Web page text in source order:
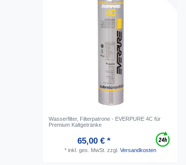
Wasserfilter, Filterpatrone - EVERPURE 4C für
Premium Kaltgetränke
65,00 € *
* inkl. ges. MwSt. zzgl. Versandkosten